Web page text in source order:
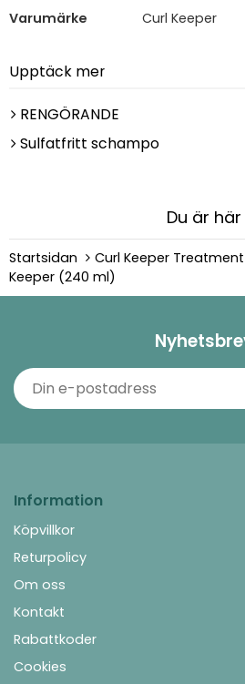
Varumärke
Curl Keeper
Upptäck mer
RENGÖRANDE
Sulfatfritt schampo
Du är här
Startsidan
Curl Keeper
Keeper (240 ml)
Information
Köpvillkor
Returpolicy
Om oss
Kontakt
Rabattkoder
Cookies